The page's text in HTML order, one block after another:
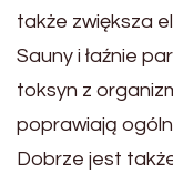
także zwiększa
Sauny i łaźnie
toksyn z
poprawiają
Dobrze jest